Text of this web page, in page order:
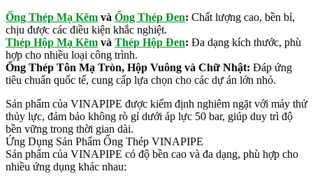
Ống Thép Mạ Kẽm và Ống Thép Đen: Chất lượng cao, bền bỉ,
chịu được các điều kiện khắc nghiệt.
Thép Hộp Mạ Kẽm và Thép Hộp Đen: Đa dạng kích thước, phù
hợp cho nhiều loại công trình.
Ống Thép Tôn Mạ Tròn, Hộp Vuông và Chữ Nhật: Đáp ứng
tiêu chuẩn quốc tế, cung cấp lựa chọn cho các dự án lớn nhỏ.
Sản phẩm của VINAPIPE được kiểm định nghiêm ngặt với máy thử
thủy lực, đảm bảo không rò gỉ dưới áp lực 50 bar, giúp duy trì độ
bền vững trong thời gian dài.
Ứng Dụng Sản Phẩm Ống Thép VINAPIPE
Sản phẩm của VINAPIPE có độ bền cao và đa dạng, phù hợp cho
nhiều ứng dụng khác nhau: